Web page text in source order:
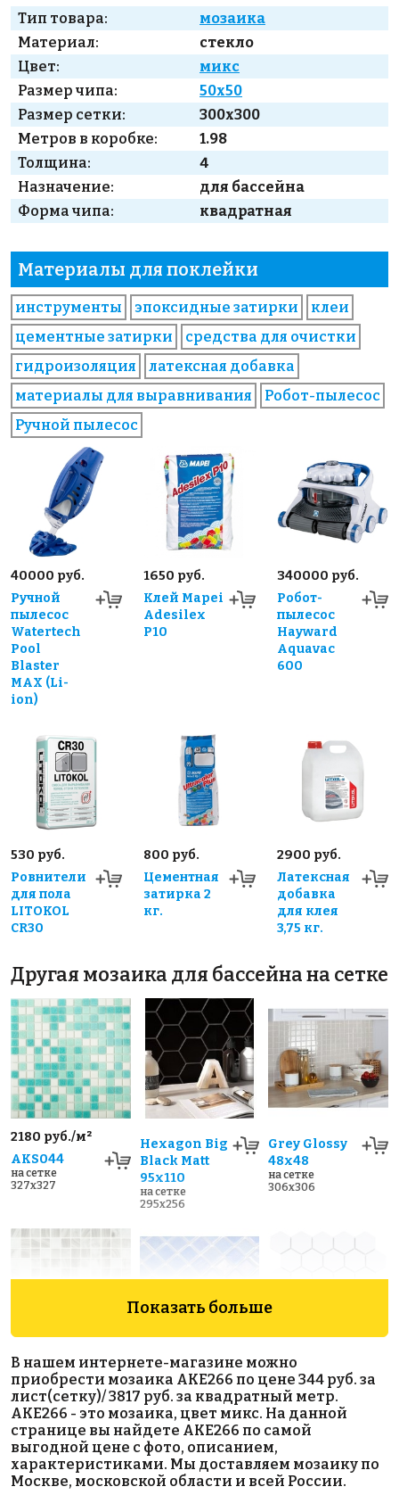
Тип товара:
мозаика
Материал:
стекло
Цвет:
микс
Размер чипа:
50x50
Размер сетки:
300x300
Метров в коробке:
1.98
Толщина:
4
Назначение:
для бассейна
Форма чипа:
квадратная
Материалы для поклейки
инструменты эпоксидные затирки
клеи
цементные затирки
средства для очистки
гидроизоляция
латексная добавка
материалы для выравнивания
Робот-пылесос
Ручной пылесос
40000 руб.
Ручной
пылесос
Watertech
Pool
Blaster
MAX (Li-
ion)
1650 руб.
Клей Mapei
Adesilex
P10
340000 руб.
Робот-
пылесос
Hayward
Aquavac
600
530 руб.
Ровнители
для пола
LITOKOL
CR30
800 руб.
Цементная
затирка 2
кг.
2900 руб.
Латексная
добавка
для клея
3,75 кг.
Другая мозаика для бассейна на сетке
2180 руб./м²
AKS044
на сетке
327x327
Hexagon Big
Black Matt
95x110
на сетке
295x256
Grey Glossy
48х48
на сетке
306x306
5700 Pearl
River MT
25x25
на сетке
317x317
4200 руб./м²
552
на сетке
317x317
Hexagon
small White
Matt 51x59
на сетке
278x265
Показать больше
В нашем интернете-магазине можно
приобрести мозаика AKE266 по цене 344 руб. за
лист(сетку)/ 3817 руб. за квадратный метр.
AKE266 - это мозаика, цвет микс. На данной
странице вы найдете AKE266 по самой
выгодной цене с фото, описанием,
характеристиками. Мы доставляем мозаику по
Москве, московской области и всей России.